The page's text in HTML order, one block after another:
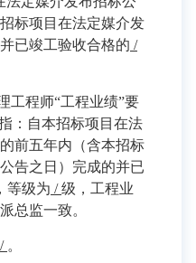
标项目在法定媒介发
已竣工验收合格的 /
工程师“工程业绩”要
：自本招标项目在法
前五年内（含本招标
告之日）完成的并已
，等级为 /级，工程业
总监一致。
/ 。